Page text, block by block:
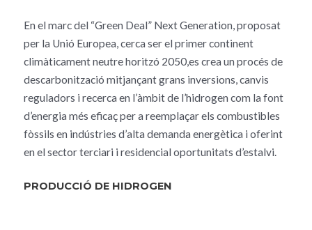
En el marc del “Green Deal” Next Generation, proposat
per la Unió Europea, cerca ser el primer continent
climàticament neutre horitzó 2050,es crea un procés de
descarbonització mitjançant grans inversions, canvis
reguladors i recerca en l’àmbit de l’hidrogen com la font
d’energia més eficaç per a reemplaçar els combustibles
fòssils en indústries d’alta demanda energètica i oferint
en el sector terciari i residencial oportunitats d’estalvi.
PRODUCCIÓ DE HIDROGEN